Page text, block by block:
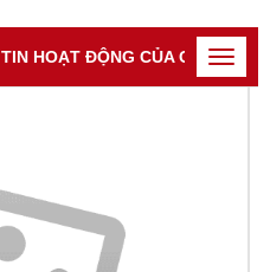
Đăng nhập
Đăng ký
TIN HOẠT ĐỘNG CỦA CATPToggle